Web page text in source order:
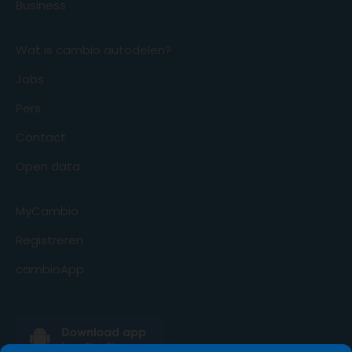
Business
Wat is cambio autodelen?
Jobs
Pers
Contact
Open data
MyCambio
Registreren
cambioApp